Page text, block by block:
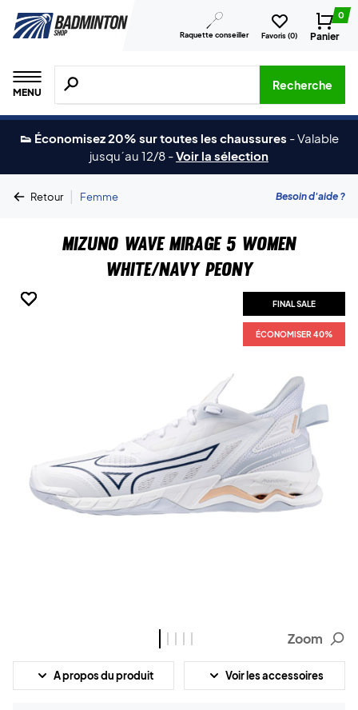
Raquette conseiller Favoris (0)
0
Panier
MENU
Recherche de produits, de marques, etc.
Recherche
👟 Économisez 20% sur toutes les chaussures -Valable
jusqu´au 12/8 -Voir la sélection
Retour | Femme Besoin d'aide ?
Mizuno Wave Mirage 5 Women
White/Navy Peony
FINAL SALE
ÉCONOMISER 40%
FINAL SALE
ÉCONOMISER 40%
FINAL SALE
ÉCONOMISER 40%
FINAL SALE
ÉCONOMISER 40%
FINAL SALE
ÉCONOMISER 40%
Zoom
A propos du produit Voir les accessoires